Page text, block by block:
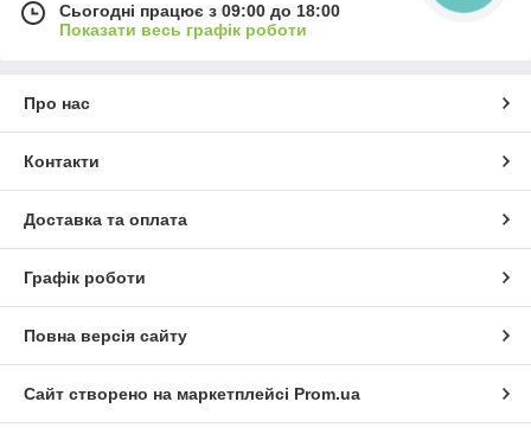
Сьогодні працює з 09:00 до 18:00
Показати весь графік роботи
Про нас
Контакти
Доставка та оплата
Графік роботи
Повна версія сайту
Сайт створено на маркетплейсі Prom.ua